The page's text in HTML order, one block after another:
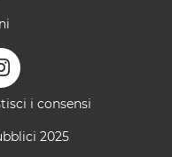
i consensi
2025